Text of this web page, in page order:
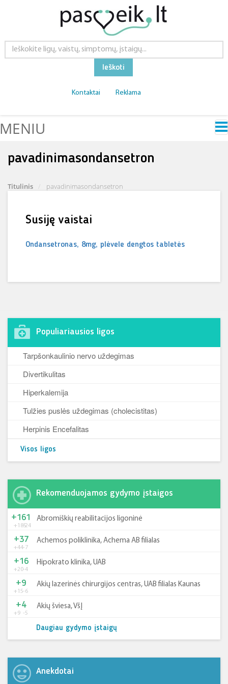
Ieškoti
Kontaktai Reklama
MENIU
pavadinimasondansetron
Titulinis pavadinimasondansetron
Susiję vaistai
Ondansetronas, 8mg, plėvele dengtos tabletės
Populiariausios ligos
Tarpšonkaulinio nervo uždegimas
Divertikulitas
Hiperkalemija
Tulžies puslės uždegimas (cholecistitas)
Herpinis Encefalitas
Visos ligos
Rekomenduojamos gydymo įstaigos
+185-24
+161 Abromiškių reabilitacijos ligoninė
+44-7
+37 Achemos poliklinika, Achema AB filialas
+20-4
+16 Hipokrato klinika, UAB
+15-6
+9 Akių lazerinės chirurgijos centras, UAB filialas Kaunas
+9 -5
+4 Akių šviesa, VšĮ
Daugiau gydymo įstaigų
Anekdotai